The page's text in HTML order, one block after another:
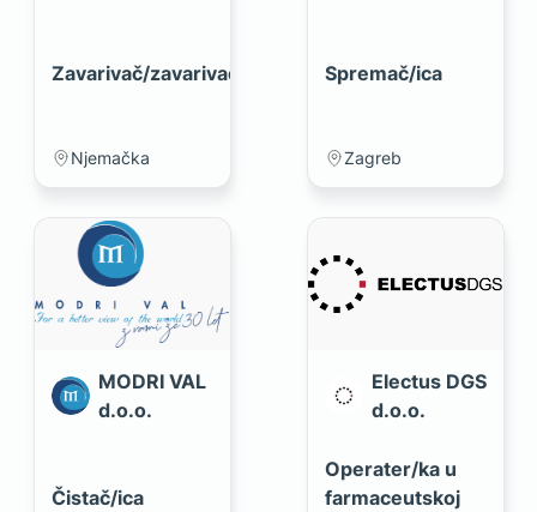
Zavarivač/zavarivačica
Njemačka
Spremač/ica
Zagreb
MODRI VAL
d.o.o.
Čistač/ica
Electus DGS
d.o.o.
Operater/ka u
farmaceutskoj